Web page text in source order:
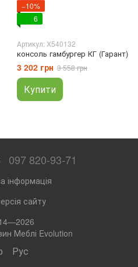
−10%
6
Артикул: X540132
консоль гамбургер КГ (Гарант)
3 202 грн 3 558 грн
Купити
097 820-93-71
інформація
сайту
Меблі Evolution
Рус